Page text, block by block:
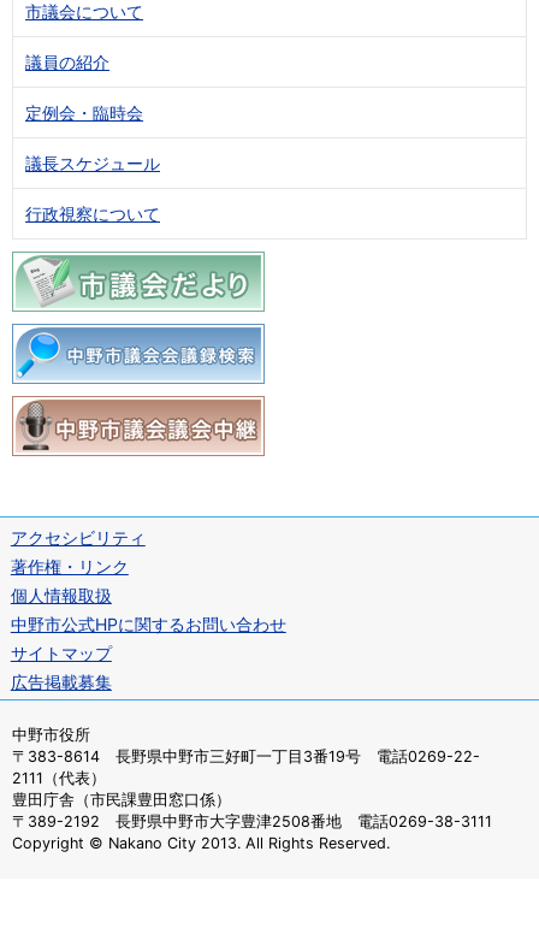
市議会について
議員の紹介
定例会・臨時会
議長スケジュール
行政視察について
アクセシビリティ
著作権・リンク
個人情報取扱
中野市公式HPに関するお問い合わせ
サイトマップ
広告掲載募集
中野市役所
〒383-8614 長野県中野市三好町一丁目3番19号 電話0269-22-
2111（代表）
豊田庁舎（市民課豊田窓口係）
〒389-2192 長野県中野市大字豊津2508番地 電話0269-38-3111
Copyright © Nakano City 2013. All Rights Reserved.